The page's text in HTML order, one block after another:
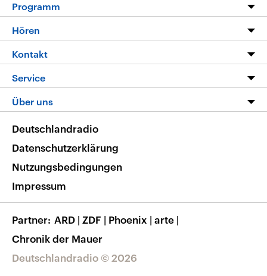
Programm
Programm
Die Nachrichten
Nachrichtenleicht
Neue Beiträge auf dlf.de
Hören
Livestream
Podcasts
Deutschlandfunk App
Nachrichten App
Frequenzen
Kontakt
Hörerservice
Service
FAQ
Veranstaltungen
Musikliste
RSS
Über uns
Barrierefreiheit
Deutschlandradio © 2026
Deutschlandradio
Datenschutzerklärung
Nutzungsbedingungen
Impressum
Partner ARD | ZDF | Phoenix | arte |
Chronik der Mauer